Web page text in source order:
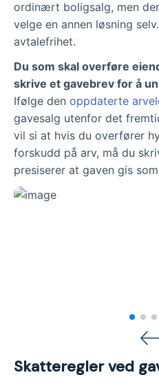
ordinært boligsalg, men
velge en annen løsning
avtalefrihet.
Du som skal overføre
skrive et gavebrev for å
Ifølge den oppdaterte
gavesalg utenfor det
vil si at hvis du overfører
forskudd på arv, må du
presiserer at gaven gis
Skatteregler ved